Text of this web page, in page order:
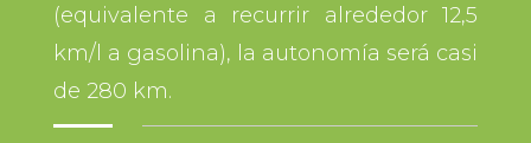
(equivalente a recurrir alrededor 12,5
km/l a gasolina), la autonomía será casi
de 280 km.